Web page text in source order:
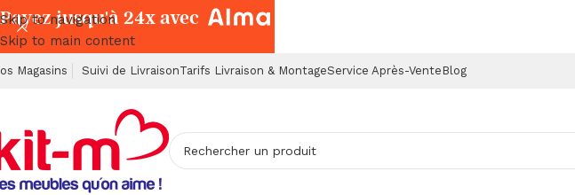
Skip to navigation
Skip to main content
Magasins Suivi de LivraisonTarifs Livraison & MontageService Après-Vente Blog
Payez jusqu'à 24x avec